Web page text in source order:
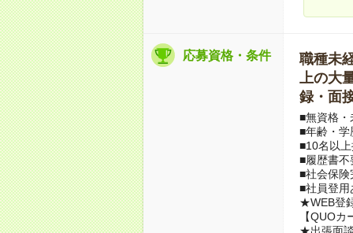
応募資格・条件
職種未
上の大
録・面
■無資格・
■年齢・学
■10名以
■履歴書不
■社会保険
■社員登用
★WEB登
【QUO
★出張面